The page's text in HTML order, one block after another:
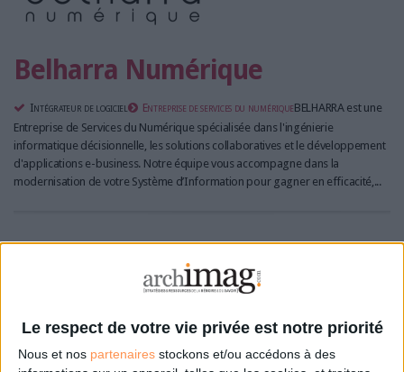
Le respect de votre vie privée est notre priorité
Nous et nos partenaires stockons et/ou accédons à des
Belharra Numérique
Intégrateur de logiciel Entreprise de services du numériqueBELHARRA est une
Entreprise de Services du Numérique spécialisée dans l'ingénierie
informatique décisionnelle, les solutions collaboratives et le développement
d'applications e-business. Notre équipe vous accompagne dans la
modernisation de votre Système d’Information pour gagner en efficacité,...
Entreprise de services du numérique
Leader français sur
les solutions Oracle : JD Edwards et NetSuite, nous accompagnons nos